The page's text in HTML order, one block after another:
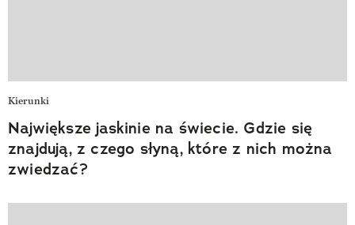
Kierunki
Największe jaskinie na świecie. Gdzie się
znajdują, z czego słyną, które z nich można
zwiedzać?